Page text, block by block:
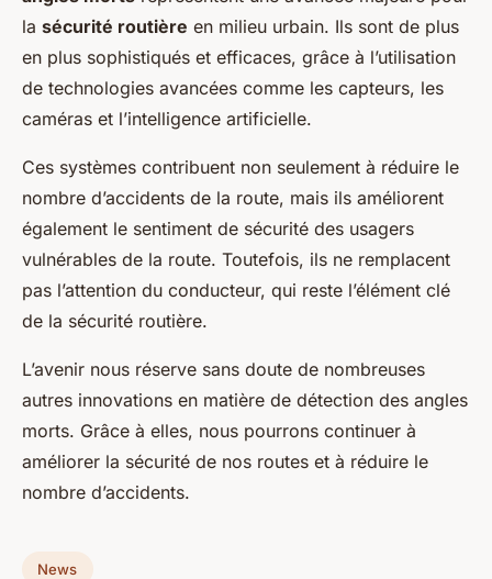
la sécurité routière en milieu urbain. Ils sont de plus
en plus sophistiqués et efficaces, grâce à l’utilisation
de technologies avancées comme les capteurs, les
caméras et l’intelligence artificielle.
Ces systèmes contribuent non seulement à réduire le
nombre d’accidents de la route, mais ils améliorent
également le sentiment de sécurité des usagers
vulnérables de la route. Toutefois, ils ne remplacent
pas l’attention du conducteur, qui reste l’élément clé
de la sécurité routière.
L’avenir nous réserve sans doute de nombreuses
autres innovations en matière de détection des angles
morts. Grâce à elles, nous pourrons continuer à
améliorer la sécurité de nos routes et à réduire le
nombre d’accidents.
News